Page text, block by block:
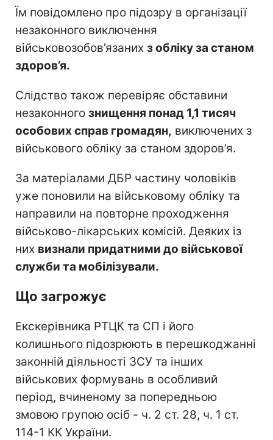
Їм повідомлено про підозру в організації
незаконного виключення
військовозобов’язаних з обліку за станом
здоров’я.
Слідство також перевіряє обставини
незаконного знищення понад 1,1 тисяч
особових справ громадян, виключених з
військового обліку за станом здоров’я.
За матеріалами ДБР частину чоловіків
уже поновили на військовому обліку та
направили на повторне проходження
військово-лікарських комісій. Деяких із
них визнали придатними до військової
служби та мобілізували.
Що загрожує
Екскерівника РТЦК та СП і його
колишнього підозрюють в перешкоджанні
законній діяльності ЗСУ та інших
військових формувань в особливий
період, вчиненому за попередньою
змовою групою осіб - ч. 2 ст. 28, ч. 1 ст.
114-1 КК України.